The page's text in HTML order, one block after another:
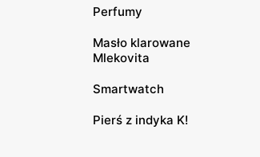
Perfumy
Masło klarowane
Mlekovita
Smartwatch
Pierś z indyka K!